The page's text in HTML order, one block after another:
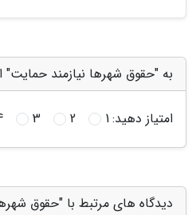
به "حقوق شهرها نیازمند حمایت"
امتیاز دهید:1
2
3
دیدگاه های مرتبط با "حقوق